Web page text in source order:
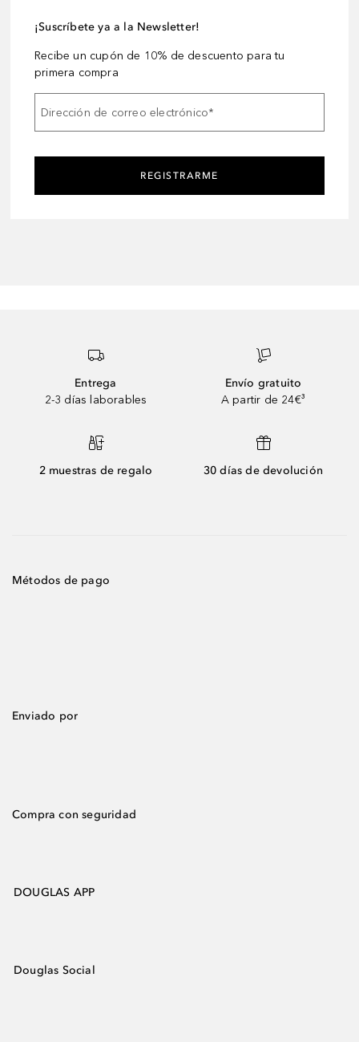
¡Suscríbete ya a la Newsletter!
Recibe un cupón de 10% de descuento para tu
primera compra
Dirección de correo electrónico*
REGISTRARME
Entrega
2-3 días laborables
Envío gratuito
A partir de 24€³
2 muestras de regalo 30 días de devolución
Métodos de pago
Enviado por
Compra con seguridad
DOUGLAS APP
Douglas Social